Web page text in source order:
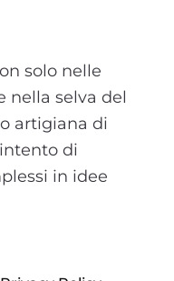
solo nelle
nella selva del
artigiana di
di
in idee